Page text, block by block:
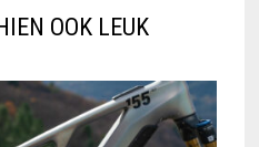
OOK LEUK